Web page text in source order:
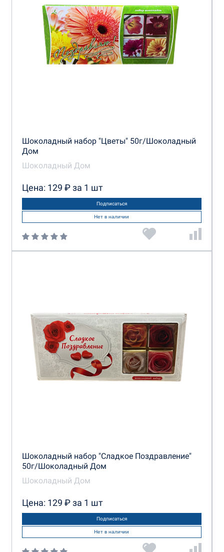
Шоколадный набор "Цветы" 50г/Шоколадный
Дом
Шоколадный Дом
Цена: 129 ₽ за 1 шт
Подписаться
Нет в наличии
Шоколадный набор "Сладкое Поздравление"
50г/Шоколадный Дом
Шоколадный Дом
Цена: 129 ₽ за 1 шт
Подписаться
Нет в наличии